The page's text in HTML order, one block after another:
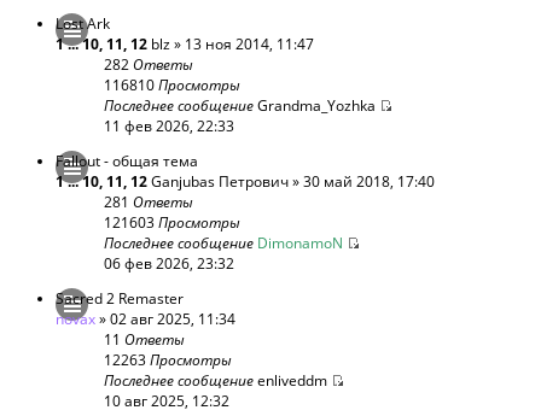
Lost Ark
1...10, 11, 12 blz» 13 ноя 2014, 11:47
282Ответы
116810Просмотры
Последнее сообщениеGrandma_Yozhka
11 фев 2026, 22:33
Fallout - общая тема
1...10, 11, 12Ganjubas Петрович» 30 май 2018, 17:40
281 Ответы
121603Просмотры
Последнее сообщение DimonamoN
06 фев 2026, 23:32
Sacred 2 Remaster
novax» 02 авг 2025, 11:34
11 Ответы
12263Просмотры
Последнее сообщениеenliveddm
10 авг 2025, 12:32